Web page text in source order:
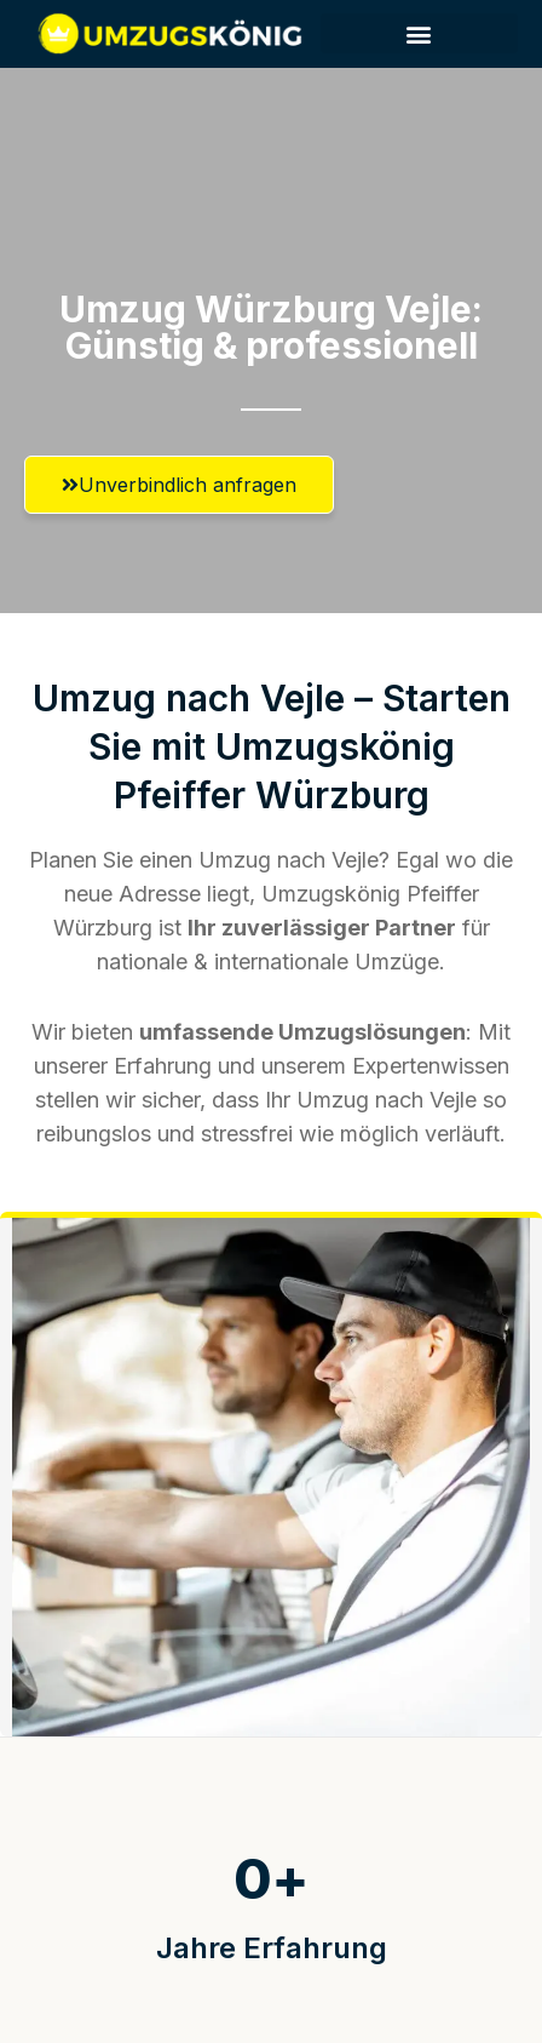
Umzug Würzburg​ Vejle:
Günstig & professionell​
Unverbindlich anfragen
Umzug nach Vejle – Starten
Sie mit Umzugskönig
Pfeiffer Würzburg
Planen Sie einen Umzug nach Vejle? Egal wo die
neue Adresse liegt, Umzugskönig Pfeiffer
Würzburg ist Ihr zuverlässiger Partner für
nationale & internationale Umzüge.
Wir bieten umfassende Umzugslösungen: Mit
unserer Erfahrung und unserem Expertenwissen
stellen wir sicher, dass Ihr Umzug nach Vejle so
reibungslos und stressfrei wie möglich verläuft.
Jahre Erfahrung
0+